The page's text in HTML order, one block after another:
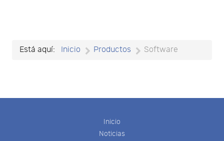
Está aquí: Inicio Productos Software
Inicio
Noticias